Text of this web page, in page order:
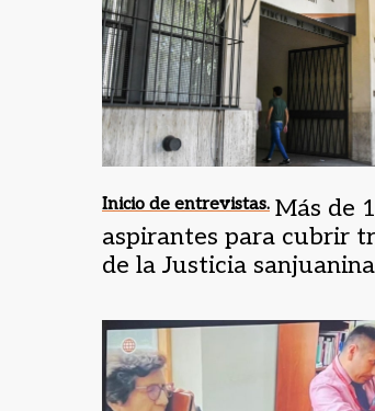
Inicio de entrevistas. Más de
aspirantes para cubrir
de la Justicia sanjuanina